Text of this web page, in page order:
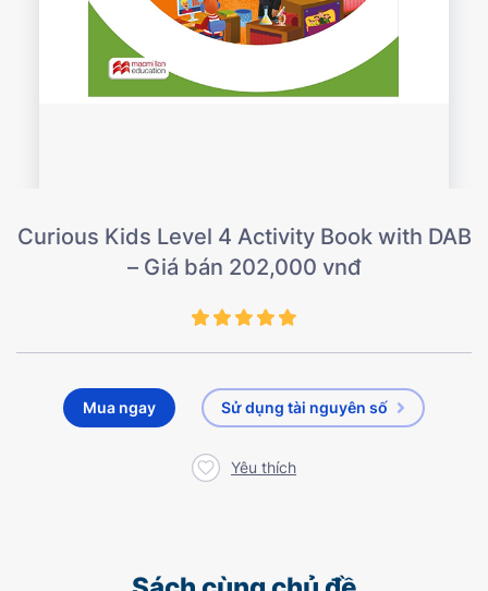
Curious Kids Level 4 Activity Book with DAB
– Giá bán 202,000 vnđ
Mua ngay Sử dụng tài nguyên số
Yêu thích